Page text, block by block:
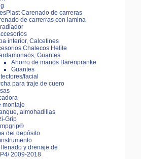
Carenado de carreras
de carrerras con lamina
interior, Calcetines
Chalecos Helite
Guantes
Ahorro de manos Bärenpranke
Guantes
facial
para traje de cuero
montaje
almohadillas
Grip
del depósito
y drenaje de
2009-2018